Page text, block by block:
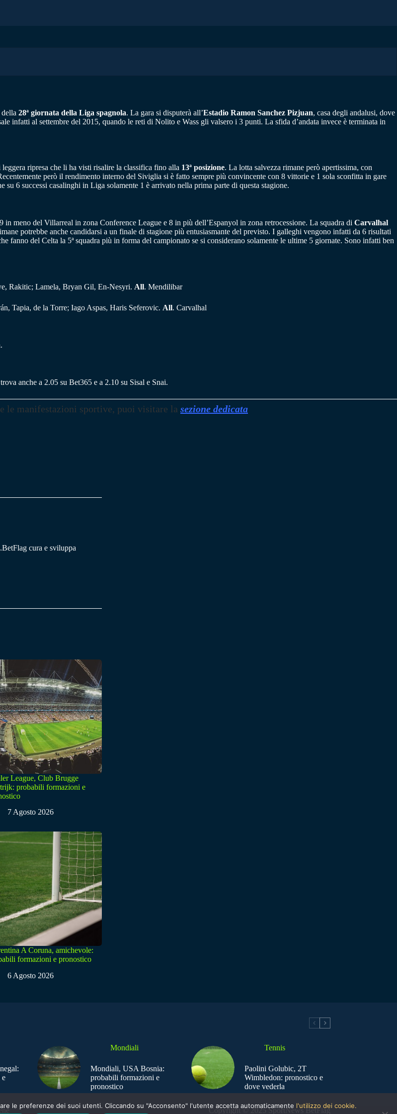
28ª giornata della Liga spagnola. La gara si disputerà all’Estadio Ramon Sanchez Pizjuan, casa degli andalusi, dove
infatti al settembre del 2015, quando le reti di Nolito e Wass gli valsero i 3 punti. La sfida d’andata invece è terminata in
ripresa che li ha visti risalire la classifica fino alla 13ª posizione. La lotta salvezza rimane però apertissima, con
però il rendimento interno del Siviglia si è fatto sempre più convincente con 8 vittorie e 1 sola sconfitta in gare
6 successi casalinghi in Liga solamente 1 è arrivato nella prima parte di questa stagione.
in meno del Villarreal in zona Conference League e 8 in più dell’Espanyol in zona retrocessione. La squadra di Carvalhal
potrebbe anche candidarsi a un finale di stagione più entusiasmante del previsto. I galleghi vengono infatti da 6 risultati
del Celta la 5ª squadra più in forma del campionato se si considerano solamente le ultime 5 giornate. Sono infatti ben
Rakitic; Lamela, Bryan Gil, En-Nesyri. All. Mendilibar
Tapia, de la Torre; Iago Aspas, Haris Seferovic. All. Carvalhal
.
anche a 2.05 su Bet365 e a 2.10 su Sisal e Snai.
e le manifestazioni sportive, puoi visitare la sezione dedicata
cura e sviluppa
League, Club Brugge
probabili formazioni e
7 Agosto 2026
A Coruna, amichevole:
formazioni e pronostico
6 Agosto 2026
e
Mondiali
Mondiali, USA Bosnia:
probabili formazioni e
pronostico
Tennis
Paolini Golubic, 2T
Wimbledon: pronostico e
dove vederla
Copyright © 2025 SportNews BetFlag
le preferenze dei suoi utenti. Cliccando su "Acconsento" l'utente accetta automaticamente l'utilizzo dei cookie.